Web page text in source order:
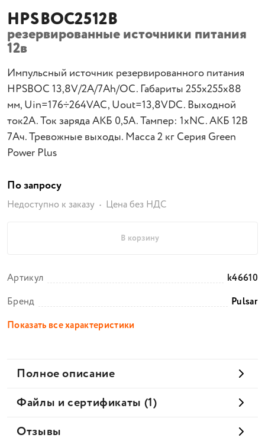
HPSBOC2512B
резервированные источники питания
12в
Импульсный источник резервированного питания
HPSBOC 13,8V/2A/7Ah/OC. Габариты 255x255x88
мм, Uin=176÷264VAC, Uout=13,8VDC. Выходной
ток2A. Ток заряда АКБ 0,5A. Тампер: 1xNC. АКБ 12В
7Aч. Тревожные выходы. Масса 2 кг Серия Green
Power Plus
По запросу
Недоступно к заказу Цена без НДС
В корзину
Артикул
k46610
Бренд
Pulsar
Показать все характеристики
Полное описание
Файлы и сертификаты (1)
Отзывы